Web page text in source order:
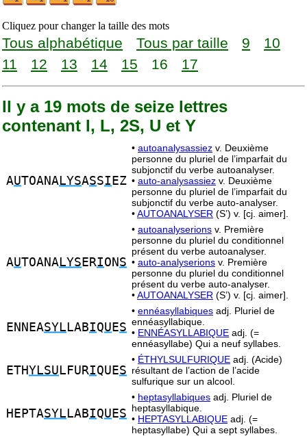
Cliquez pour changer la taille des mots
Tous alphabétique Tous par taille 9
10
11
12 13 14 15 16 17
Il y a 19 mots de seize lettres
contenant I, L, 2S, U et Y
AUTOANALYSASSI EZ
• autoanalysassiez v. Deuxième
personne du pluriel de l’imparfait du
subjonctif du verbe autoanalyser.
• auto-analysassiez v. Deuxième
personne du pluriel de l’imparfait du
subjonctif du verbe auto-analyser.
•AUTOANALYSER (S’) v. [cj. aimer].
AUTOANALYS ERION S
• autoanalyserions v. Première
personne du pluriel du conditionnel
présent du verbe autoanalyser.
• auto-analyserions v. Première
personne du pluriel du conditionnel
présent du verbe auto-analyser.
•AUTOANALYSER (S’) v. [cj. aimer].
ENNEASYL LABIQU ES
• ennéasyllabiques adj. Pluriel de
ennéasyllabique.
• ENNÉASYLLABIQUE adj. (=
ennéasyllabe) Qui a neuf syllabes.
ETHYLSU LFURIQUES
• ÉTHYLSULFURIQUE adj. (Acide)
résultant de l’action de l’acide
sulfurique sur un alcool.
HEPTASYL LABIQU ES
• heptasyllabiques adj. Pluriel de
heptasyllabique.
• HEPTASYLLABIQUE adj. (=
heptasyllabe) Qui a sept syllabes.